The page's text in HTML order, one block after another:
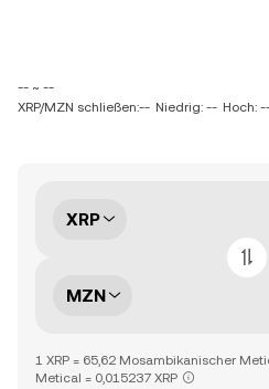
-- ~ --
XRP/MZN schließen:-- Niedrig: -- Hoch:
XRP
MZN
1 XRP = 65,62 Mosambikanischer
Metical = 0,015237 XRP